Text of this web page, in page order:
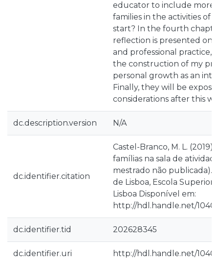
educator to include more
families in the activities of
start? In the fourth
reflection is presented on
and professional practice,
the construction of my
personal growth as an
Finally, they will be
considerations after this
dc.description.version N/A
dc.identifier.citation
Castel-Branco, M. L.
famílias na sala de
mestrado não publicada).
de Lisboa, Escola Superior
Lisboa Disponível em:
http://hdl.handle.net/
dc.identifier.tid 202628345
dc.identifier.uri http://hdl.handle.net/